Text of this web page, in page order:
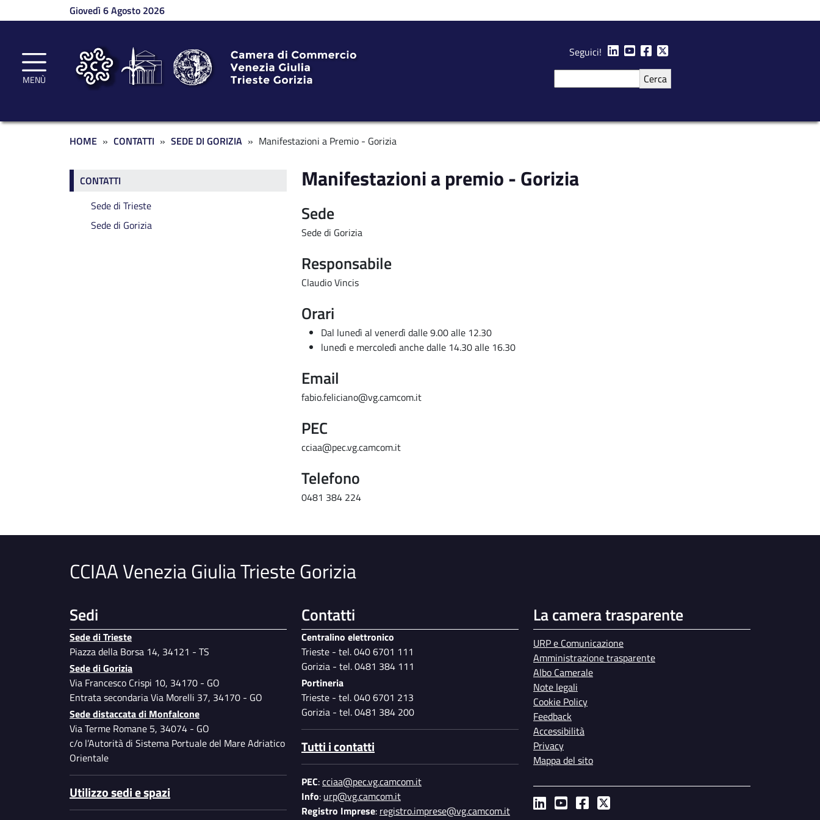
Salta al contenuto principaleGiovedì 6 Agosto 2026
MENÙ
Seguici!
Briciole di pane
HOME CONTATTI SEDE DI GORIZIA Manifestazioni a Premio - Gorizia
Manifestazioni a premio - Gorizia
Sede
Sede di Gorizia
Responsabile
Claudio Vincis
Orari
Dal lunedì al venerdì dalle 9.00 alle 12.30
lunedì e mercoledì anche dalle 14.30 alle 16.30
Email
fabio.feliciano@vg.camcom.it
PEC
cciaa@pec.vg.camcom.it
Telefono
0481 384 224
Contatti
CONTATTI
Sede di Trieste
Sede di Gorizia
CCIAA Venezia Giulia Trieste Gorizia
Sedi
Sede di Trieste
Piazza della Borsa 14, 34121 - TS
Sede di Gorizia
Via Francesco Crispi 10, 34170 - GO
Entrata secondaria Via Morelli 37, 34170 - GO
Sede distaccata di Monfalcone
Via Terme Romane 5, 34074 - GO
c/o l’Autorità di Sistema Portuale del Mare Adriatico
Orientale
Utilizzo sedi e spazi
Contatti
Centralino elettronico
Trieste - tel. 040 6701 111
Gorizia - tel. 0481 384 111
Portineria
Trieste - tel. 040 6701 213
Gorizia - tel. 0481 384 200
Tutti i contatti
PEC:cciaa@pec.vg.camcom.it
Info: urp@vg.camcom.it
Registro Imprese: registro.imprese@vg.camcom.it
La camera trasparente
URP e Comunicazione
Amministrazione trasparente
Albo Camerale
Note legali
Cookie Policy
Feedback
Accessibilità
Privacy
Mappa del sito